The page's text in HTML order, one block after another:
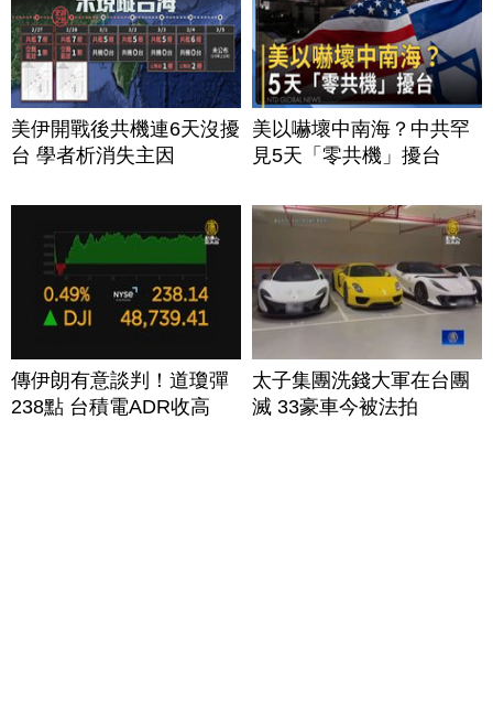
美伊開戰後共機連6天沒擾
台 學者析消失主因
美以嚇壞中南海？中共罕
見5天「零共機」擾台
傳伊朗有意談判！道瓊彈
238點 台積電ADR收高
太子集團洗錢大軍在台團
滅 33豪車今被法拍